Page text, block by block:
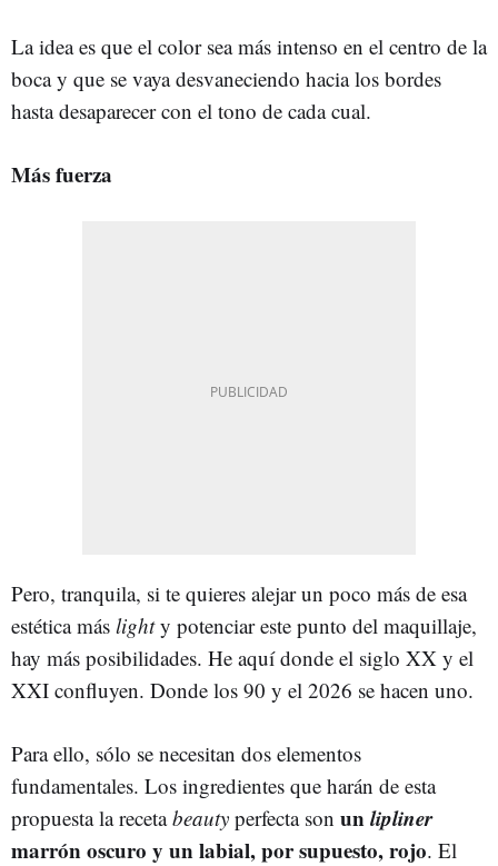
La idea es que el color sea más intenso en el centro de la
boca y que se vaya desvaneciendo hacia los bordes
hasta desaparecer con el tono de cada cual.
Más fuerza
Pero, tranquila, si te quieres alejar un poco más de esa
estética más lighty potenciar este punto del maquillaje,
hay más posibilidades. He aquí donde el siglo XX y el
XXI confluyen. Donde los 90 y el 2026 se hacen uno.
Para ello, sólo se necesitan dos elementos
fundamentales. Los ingredientes que harán de esta
propuesta la recetabeauty perfecta son unlipliner
marrón oscuro y un labial, por supuesto, rojo. El